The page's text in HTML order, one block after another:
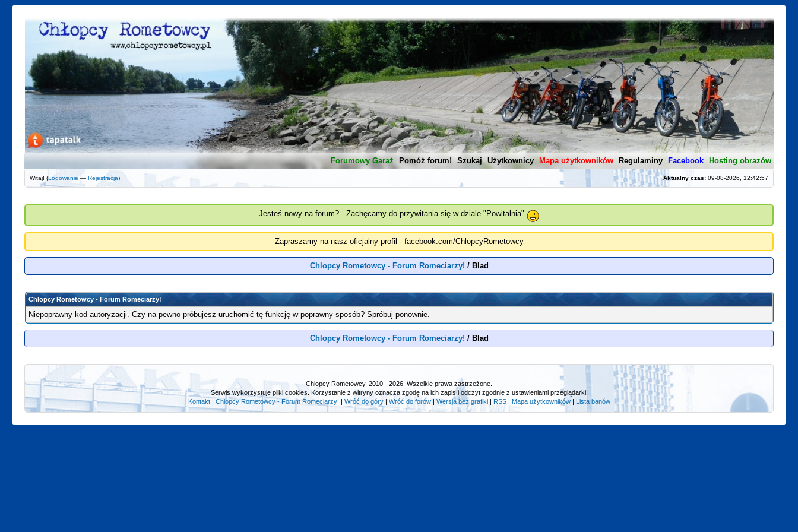
Forumowy Garaż Pomóż forum! Szukaj Użytkownicy Mapa użytkowników Regulaminy Facebook Hosting obrazów
Aktualny czas:09-08-2026, 12:42:57
Witaj! (Logowanie —Rejestracja)
Jesteś nowy na forum? - Zachęcamy do przywitania się w dziale "Powitalnia"
Zapraszamy na nasz oficjalny profil - facebook.com/ChlopcyRometowcy
Chlopcy Rometowcy - Forum Romeciarzy! / Blad
Chlopcy Rometowcy - Forum Romeciarzy!
Niepoprawny kod autoryzacji. Czy na pewno próbujesz uruchomić tę funkcję w poprawny sposób? Spróbuj ponownie.
Chlopcy Rometowcy - Forum Romeciarzy! / Blad
Chłopcy Rometowcy, 2010 - 2026. Wszelkie prawa zastrzeżone.
Serwis wykorzystuje pliki cookies. Korzystanie z witryny oznacza zgodę na ich zapis i odczyt zgodnie z ustawieniami przeglądarki.
Kontakt| Chlopcy Rometowcy - Forum Romeciarzy! Wróć do góry| Wróć do forów| Wersja bez grafiki| RSS| Mapa użytkowników| Lista banów